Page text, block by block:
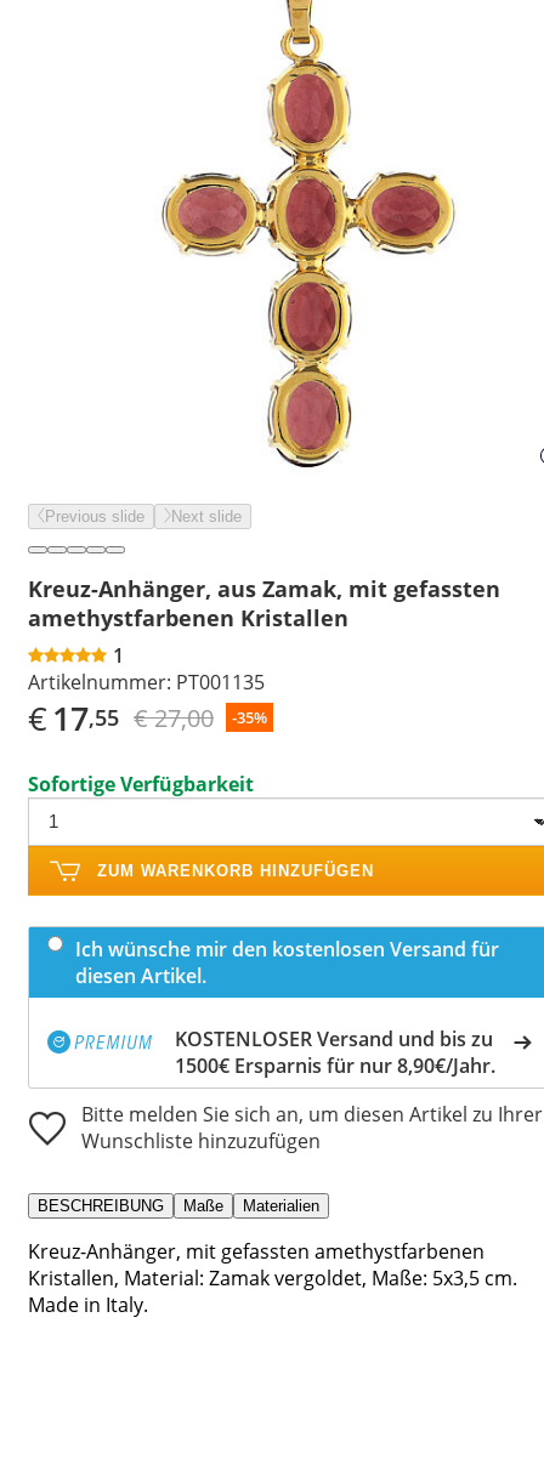
Previous slide Next slide
Kreuz-Anhänger, aus Zamak, mit gefassten
amethystfarbenen Kristallen
1
Artikelnummer: PT001135
€17,55 € 27,00 -35%
Sofortige Verfügbarkeit
ZUM WARENKORB HINZUFÜGEN
Ich wünsche mir den kostenlosen Versand für
diesen Artikel.
KOSTENLOSER Versand und bis zu
1500€ Ersparnis für nur 8,90€/Jahr.
Bitte melden Sie sich an, um diesen Artikel zu Ihrer
Wunschliste hinzuzufügen
BESCHREIBUNG Maße Materialien
Kreuz-Anhänger, mit gefassten amethystfarbenen
Kristallen, Material: Zamak vergoldet, Maße: 5x3,5 cm.
Made in Italy.